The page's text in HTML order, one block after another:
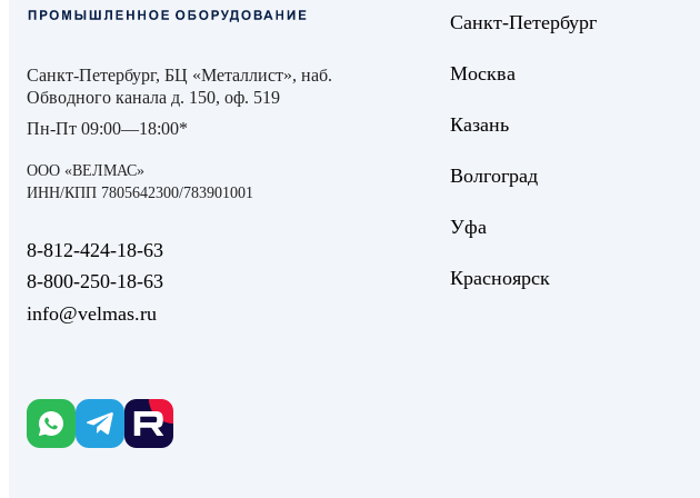
Санкт-Петербург, БЦ «Металлист», наб.
Обводного канала д. 150, оф. 519
Пн-Пт 09:00—18:00*
ООО «ВЕЛМАС»
ИНН/КПП 7805642300/783901001
8‑812‑424‑18‑63
8‑800‑250‑18‑63
info@velmas.ru
Санкт-Петербург
Москва
Казань
Волгоград
Уфа
Красноярск